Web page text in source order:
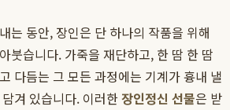
는 동안, 장인은 단 하나의 작품을 위해
붓습니다. 가죽을 재단하고, 한 땀 한 땀
다듬는 그 모든 과정에는 기계가 흉내 낼
겨 있습니다. 이러한장인정신 선물은 받